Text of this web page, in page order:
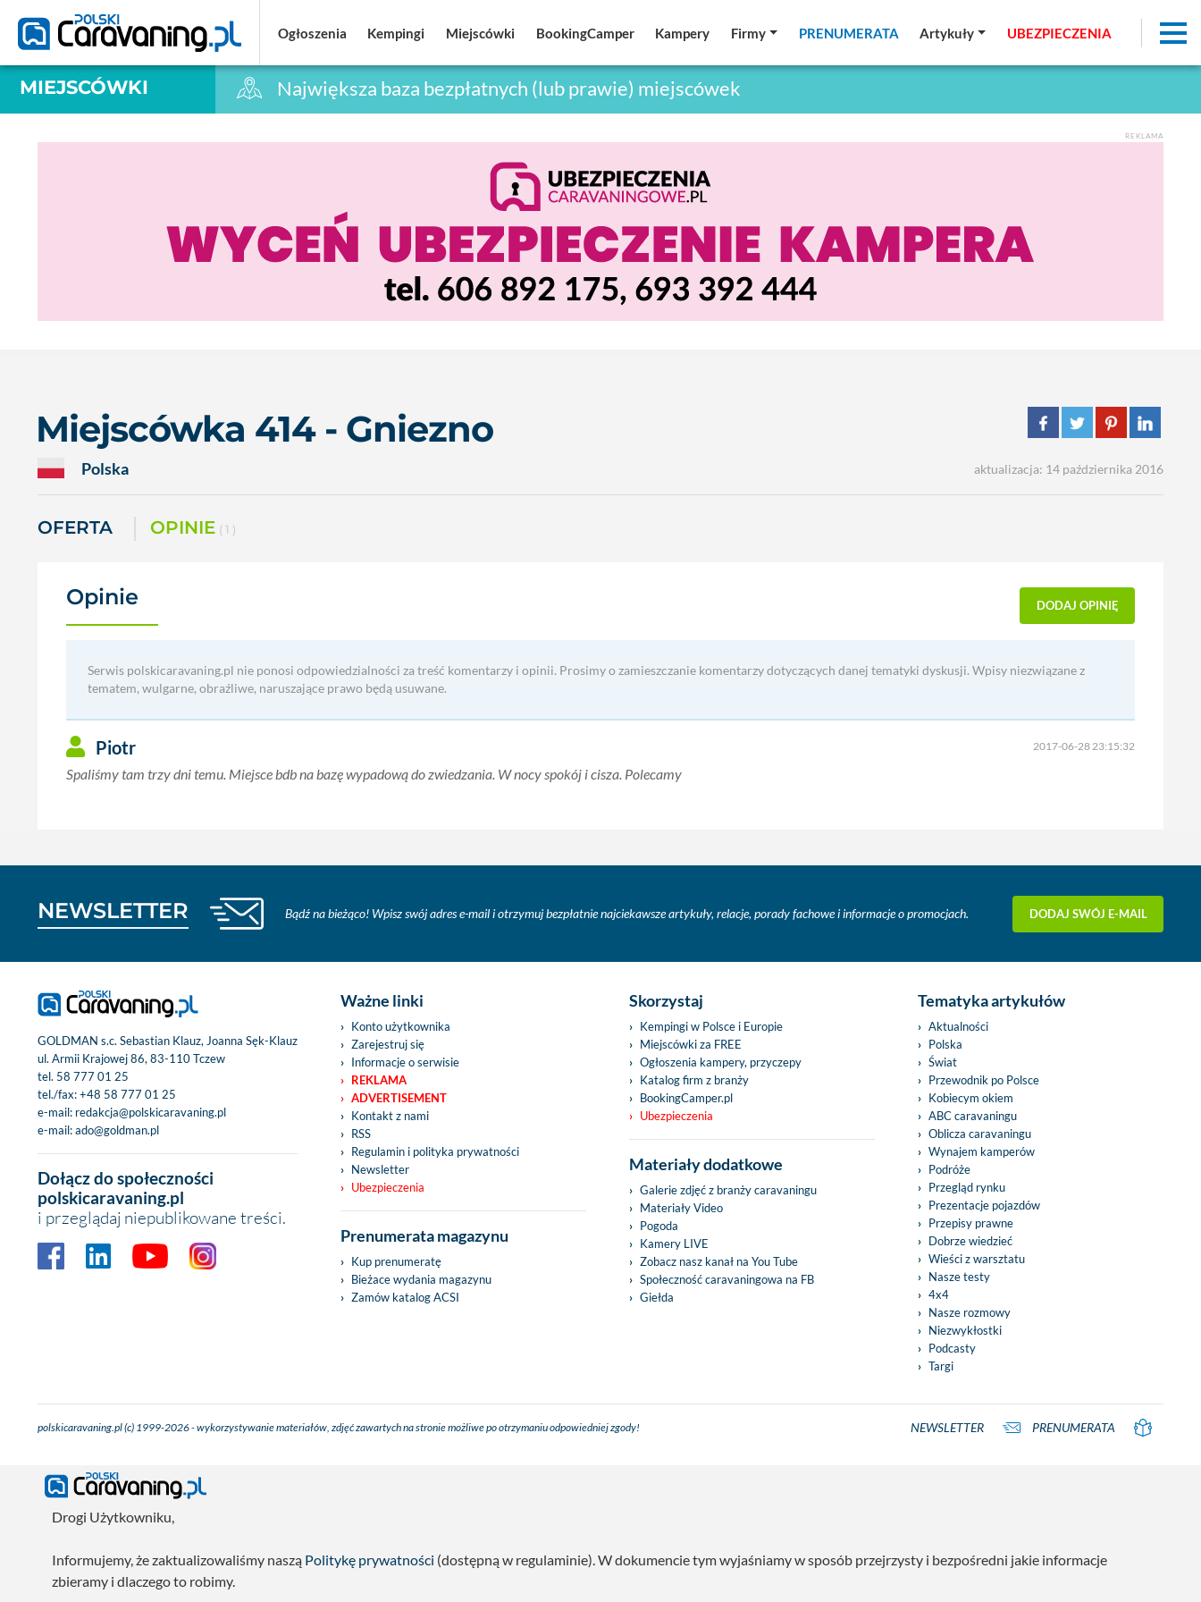
Ogłoszenia Kempingi Miejscówki BookingCamper Kampery Firmy PRENUMERATA Artykuły UBEZPIECZENIA
MIEJSCÓWKI Największa baza bezpłatnych (lub prawie) miejscówek
REKLAMA
Miejscówka 414 - Gniezno
Polska aktualizacja: 14 października 2016
OFERTA OPINIE ( 1 )
Opinie DODAJ OPINIĘ
Serwis polskicaravaning.pl nie ponosi odpowiedzialności za treść komentarzy i opinii. Prosimy o zamieszczanie komentarzy dotyczących danej tematyki dyskusji. Wpisy niezwiązane z
tematem, wulgarne, obraźliwe, naruszające prawo będą usuwane.
Piotr 2017-06-28 23:15:32
Spaliśmy tam trzy dni temu. Miejsce bdb na bazę wypadową do zwiedzania. W nocy spokój i cisza. Polecamy
NEWSLETTER Bądź na bieżąco! Wpisz swój adres e-mail i otrzymuj bezpłatnie najciekawsze artykuły, relacje, porady fachowe i informacje o promocjach. DODAJ SWÓJ E-MAIL
GOLDMAN s.c. Sebastian Klauz, Joanna Sęk-Klauz
ul. Armii Krajowej 86, 83-110 Tczew
tel. 58 777 01 25
tel./fax:+48 58 777 01 25
e-mail: redakcja@polskicaravaning.pl
e-mail:ado@goldman.pl
Dołącz do społeczności
polskicaravaning.pl
i przeglądaj niepublikowane treści.
Ważne linki
Konto użytkownika
Zarejestruj się
Informacje o serwisie
REKLAMA
ADVERTISEMENT
Kontakt z nami
RSS
Regulamin i polityka prywatności
Newsletter
Ubezpieczenia
Prenumerata magazynu
Kup prenumeratę
Bieżace wydania magazynu
Zamów katalog ACSI
Skorzystaj
Kempingi w Polsce i Europie
Miejscówki za FREE
Ogłoszenia kampery, przyczepy
Katalog firm z branży
BookingCamper.pl
Ubezpieczenia
Materiały dodatkowe
Galerie zdjęć z branży caravaningu
Materiały Video
Pogoda
Kamery LIVE
Zobacz nasz kanał na You Tube
Społeczność caravaningowa na FB
Giełda
Tematyka artykułów
Aktualności
Polska
Świat
Przewodnik po Polsce
Kobiecym okiem
ABC caravaningu
Oblicza caravaningu
Wynajem kamperów
Podróże
Przegląd rynku
Prezentacje pojazdów
Przepisy prawne
Dobrze wiedzieć
Wieści z warsztatu
Nasze testy
4x4
Nasze rozmowy
Niezwykłostki
Podcasty
Targi
polskicaravaning.pl (c) 1999-2026 - wykorzystywanie materiałów, zdjęć zawartych na stronie możliwe po otrzymaniu odpowiedniej zgody! NEWSLETTER PRENUMERATA
Ogłoszenia Kempingi Miejscówki BookingCamper Kampery Firmy PRENUMERATA Artykuły UBEZPIECZENIA
Drogi Użytkowniku,
Informujemy, że zaktualizowaliśmy naszą Politykę prywatności (dostępną w regulaminie). W dokumencie tym wyjaśniamy w sposób przejrzysty i bezpośredni jakie informacje
zbieramy i dlaczego to robimy.